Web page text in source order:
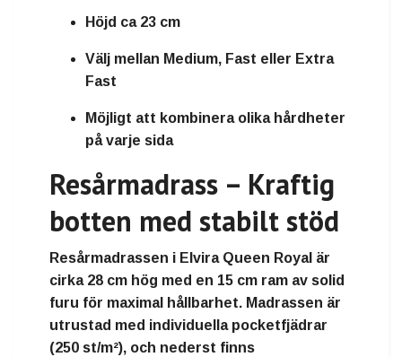
Höjd ca 23 cm
Välj mellan Medium, Fast eller Extra
Fast
Möjligt att kombinera olika hårdheter
på varje sida
Resårmadrass – Kraftig
botten med stabilt stöd
Resårmadrassen i Elvira Queen Royal är
cirka 28 cm hög med en 15 cm ram av solid
furu för maximal hållbarhet. Madrassen är
utrustad med individuella pocketfjädrar
(250 st/m²), och nederst finns